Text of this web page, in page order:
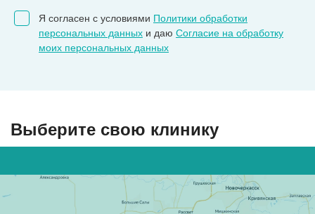
Я согласен с условиями Политики обработки
персональных данных и даю Согласие на обработку
моих персональных данных
Выберите свою клинику